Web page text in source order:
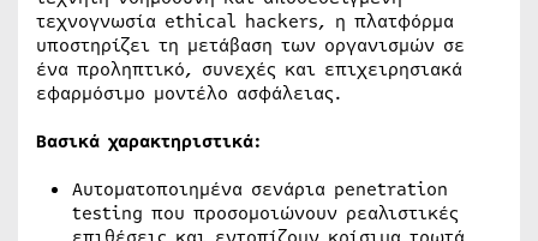
τεχνογνωσία ethical hackers, η πλατφόρμα
υποστηρίζει τη μετάβαση των οργανισμών σε
ένα προληπτικό, συνεχές και επιχειρησιακά
εφαρμόσιμο μοντέλο ασφάλειας.
Βασικά χαρακτηριστικά:
Αυτοματοποιημένα σενάρια penetration
testing που προσομοιώνουν ρεαλιστικές